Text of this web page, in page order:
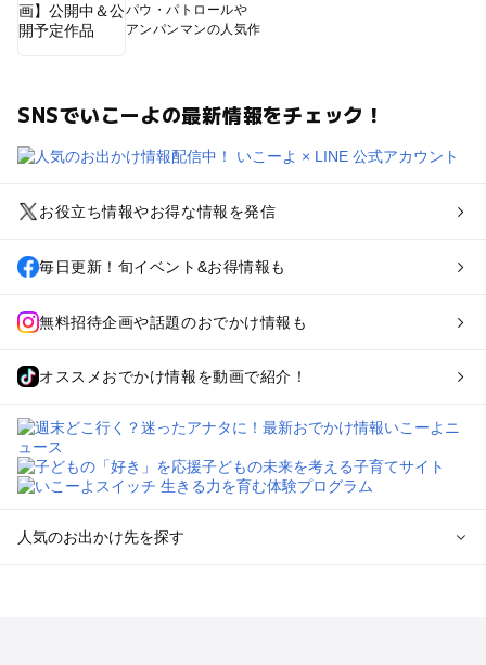
パウ・パトロールや
アンパンマンの人気作
SNSでいこーよの最新情報をチェック！
お役立ち情報やお得な情報を発信
毎日更新！旬イベント&お得情報も
無料招待企画や話題のおでかけ情報も
オススメおでかけ情報を動画で紹介！
人気のお出かけ先を探す